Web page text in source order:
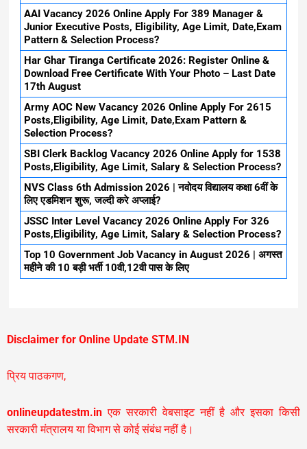
AAI Vacancy 2026 Online Apply For 389 Manager &
Junior Executive Posts, Eligibility, Age Limit, Date,Exam
Pattern & Selection Process?
Har Ghar Tiranga Certificate 2026: Register Online &
Download Free Certificate With Your Photo – Last Date
17th August
Army AOC New Vacancy 2026 Online Apply For 2615
Posts,Eligibility, Age Limit, Date,Exam Pattern &
Selection Process?
SBI Clerk Backlog Vacancy 2026 Online Apply for 1538
Posts,Eligibility, Age Limit, Salary & Selection Process?
NVS Class 6th Admission 2026 | नवोदय विद्यालय कक्षा 6वीं के
लिए एडमिशन शुरू, जल्दी करे अप्लाई?
JSSC Inter Level Vacancy 2026 Online Apply For 326
Posts,Eligibility, Age Limit, Salary & Selection Process?
Top 10 Government Job Vacancy in August 2026 | अगस्त
महीने की 10 बड़ी भर्ती 10वी,12वी पास के लिए
Disclaimer for Online Update STM.IN
प्रिय पाठकगण,
onlineupdatestm.in एक सरकारी वेबसाइट नहीं है और इसका किसी
सरकारी मंत्रालय या विभाग से कोई संबंध नहीं है।